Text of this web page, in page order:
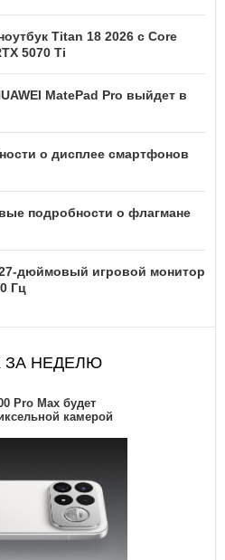
Titan 18 2026 с Core
5070 Ti
MatePad Pro выйдет в
о дисплее смартфонов
подробности о флагмане
дюймовый игровой монитор
Гц
ЗА НЕДЕЛЮ
Pro Max будет
камерой